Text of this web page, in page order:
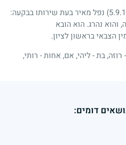
נפל מאיר בעת שירותו בבקעה:
נהרג. הוא הובא
הצבאי בראשון לציון.
בת - ליהי, אם, אחות - רותי,
דומים: